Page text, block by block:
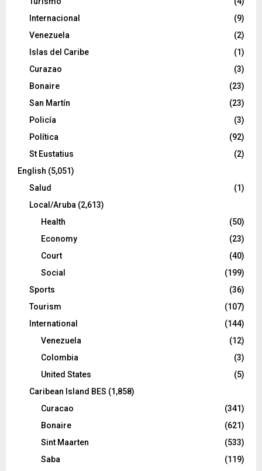
Internacional
(9)
Venezuela
(2)
Islas del Caribe
(1)
Curazao
(3)
Bonaire
(23)
San Martín
(23)
Policía
(3)
Política
(92)
St Eustatius
(2)
English (5,051)
Salud
(1)
Local/Aruba (2,613)
Health
(50)
Economy
(23)
Court
(40)
Social
(199)
Sports
(36)
Tourism
(107)
International
(144)
Venezuela
(12)
Colombia
(3)
United States
(5)
Caribean Island BES (1,858)
Curacao
(341)
Bonaire
(621)
Sint Maarten
(533)
Saba
(119)